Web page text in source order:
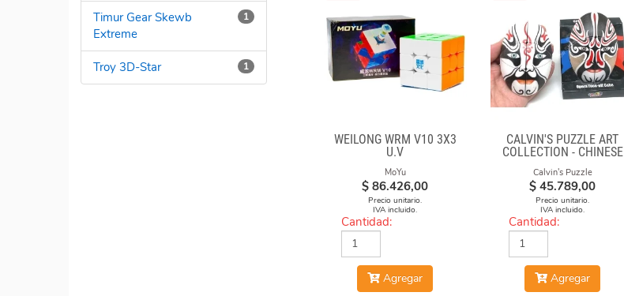
1
Timur Gear Skewb
Extreme
1
Troy 3D-Star
WEILONG WRM V10 3X3
U.V
MoYu
$ 86.426,00
Precio unitario.
IVA incluido.
Cantidad:
Agregar
CALVIN'S PUZZLE ART
COLLECTION - CHINESE
OPERA FACE-OFF CUBE
(BLACK & WHITE MASKS)
Calvin's Puzzle
$ 45.789,00
Precio unitario.
IVA incluido.
Cantidad:
Agregar